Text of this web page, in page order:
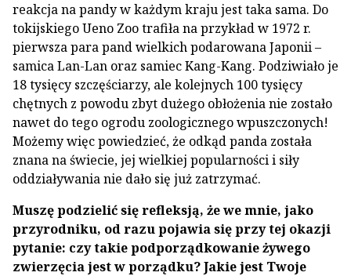
reakcja na pandy w każdym kraju jest taka sama. Do
tokijskiego Ueno Zoo trafiła na przykład w 1972 r.
pierwsza para pand wielkich podarowana Japonii –
samica Lan-Lan oraz samiec Kang-Kang. Podziwiało je
18 tysięcy szczęściarzy, ale kolejnych 100 tysięcy
chętnych z powodu zbyt dużego obłożenia nie zostało
nawet do tego ogrodu zoologicznego wpuszczonych!
Możemy więc powiedzieć, że odkąd panda została
znana na świecie, jej wielkiej popularności i siły
oddziaływania nie dało się już zatrzymać.
Muszę podzielić się refleksją, że we mnie, jako
przyrodniku, od razu pojawia się przy tej okazji
pytanie: czy takie podporządkowanie żywego
zwierzęcia jest w porządku? Jakie jest Twoje